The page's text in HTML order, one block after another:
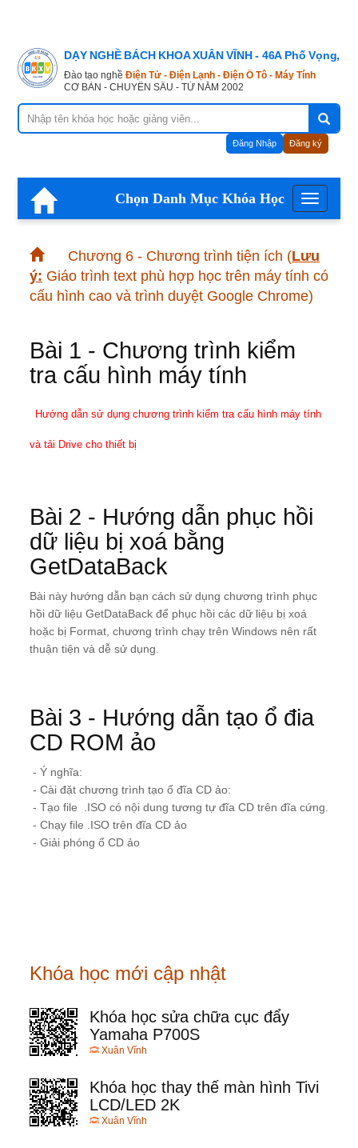
DẠY NGHỀ BÁCH KHOA XUÂN VĨNH - 46A Phố Vọng,
Đào tạo nghề Điện Tử - Điện Lạnh - Điện Ô Tô - Máy Tính
CƠ BẢN - CHUYÊN SÂU - TỪ NĂM 2002
Đăng Nhập Đăng ký
Menu
Chọn Danh Mục Khóa Học
Chương 6 - Chương trình tiện ích (Lưu
ý: Giáo trình text phù hợp học trên máy tính có
cấu hình cao và trình duyệt Google Chrome)
Bài 1 - Chương trình kiểm
tra cấu hình máy tính
Hướng dẫn sử dụng chương trình kiểm tra cấu hình máy tính
và tải Drive cho thiết bị
Bài 2 - Hướng dẫn phục hồi
dữ liệu bị xoá bằng
GetDataBack
Bài này hướng dẫn bạn cách sử dụng chương trình phục
hồi dữ liệu GetDataBack để phục hồi các dữ liệu bị xoá
hoặc bị Format, chương trình chạy trên Windows nên rất
thuận tiện và dễ sử dụng.
Bài 3 - Hướng dẫn tạo ổ đia
CD ROM ảo
- Ý nghĩa:
- Cài đặt chương trình tạo ổ đĩa CD ảo:
- Tạo file .ISO có nội dung tương tự đĩa CD trên đĩa cứng.
- Chạy file .ISO trên đĩa CD ảo
- Giải phóng ổ CD ảo
Khóa học mới cập nhật
Khóa học sửa chữa cục đẩy
Yamaha P700S
Xuân Vĩnh
Khóa học thay thế màn hình Tivi
LCD/LED 2K
Xuân Vĩnh